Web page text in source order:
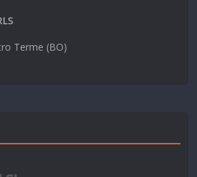
Terme (BO)